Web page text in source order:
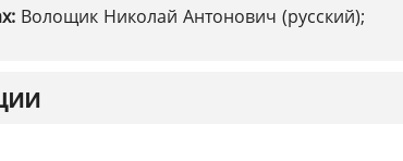
Волощик Николай Антонович (русский);